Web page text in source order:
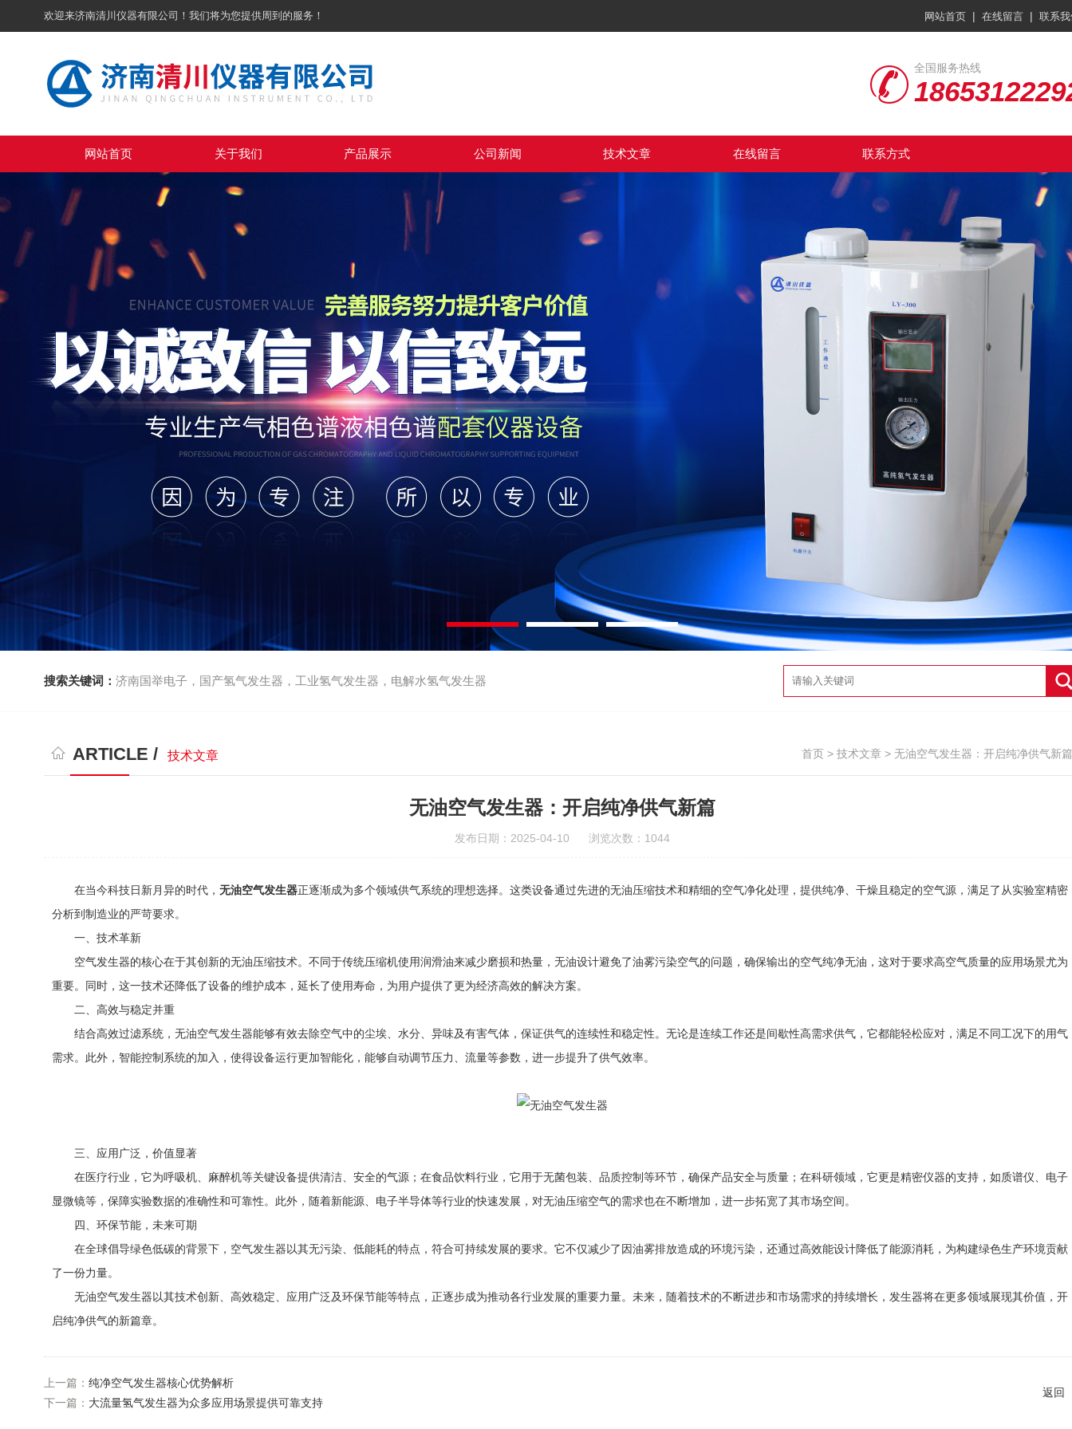
欢迎来济南清川仪器有限公司！我们将为您提供周到的服务！ 网站首页 | 在线留言 | 联系
全国服务热线
网站首页 关于我们 产品展示 公司新闻 技术文章 在线留言 联系方式
搜索关键词： 济南国举电子，国产氢气发生器，工业氢气发生器，电解水氢气发生器
ARTICLE / 技术文章 首页 > 技术文章 > 无油空气发生器：开启纯净供气新篇
无油空气发生器：开启纯净供气新篇
发布日期：2025-04-10 浏览次数：1044
在当今科技日新月异的时代， 无油空气发生器正逐渐成为多个领域供气系统的理想选择。这类设备通过先进的无油压缩技术和精细的空气净化处理，提供纯净、干燥且稳定的空气源，满足了从实验室精密
分析到制造业的严苛要求。
一、技术革新
空气发生器的核心在于其创新的无油压缩技术。不同于传统压缩机使用润滑油来减少磨损和热量，无油设计避免了油雾污染空气的问题，确保输出的空气纯净无油，这对于要求高空气质量的应用场景尤为
重要。同时，这一技术还降低了设备的维护成本，延长了使用寿命，为用户提供了更为经济高效的解决方案。
二、高效与稳定并重
结合高效过滤系统，无油空气发生器能够有效去除空气中的尘埃、水分、异味及有害气体，保证供气的连续性和稳定性。无论是连续工作还是间歇性高需求供气，它都能轻松应对，满足不同工况下的用气
需求。此外，智能控制系统的加入，使得设备运行更加智能化，能够自动调节压力、流量等参数，进一步提升了供气效率。
三、应用广泛，价值显著
在医疗行业，它为呼吸机、麻醉机等关键设备提供清洁、安全的气源；在食品饮料行业，它用于无菌包装、品质控制等环节，确保产品安全与质量；在科研领域，它更是精密仪器的支持，如质谱仪、电子
显微镜等，保障实验数据的准确性和可靠性。此外，随着新能源、电子半导体等行业的快速发展，对无油压缩空气的需求也在不断增加，进一步拓宽了其市场空间。
四、环保节能，未来可期
在全球倡导绿色低碳的背景下，空气发生器以其无污染、低能耗的特点，符合可持续发展的要求。它不仅减少了因油雾排放造成的环境污染，还通过高效能设计降低了能源消耗，为构建绿色生产环境贡献
了一份力量。
无油空气发生器以其技术创新、高效稳定、应用广泛及环保节能等特点，正逐步成为推动各行业发展的重要力量。未来，随着技术的不断进步和市场需求的持续增长，发生器将在更多领域展现其价值，开
启纯净供气的新篇章。
上一篇： 纯净空气发生器核心优势解析
下一篇： 大流量氢气发生器为众多应用场景提供可靠支持
返回